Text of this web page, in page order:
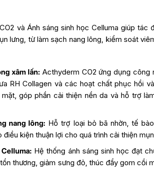
và Ánh sáng sinh học Celluma giúp tác
lưng, từ làm sạch nang lông, kiểm soát
xâm lấn:Acthyderm CO2 ứng dụng công
RH Collagen và các hoạt chất phục hồi
góp phần cải thiện nền da và hỗ trợ
nang lông: Hỗ trợ loại bỏ bã nhờn, tế
kiện thuận lợi cho quá trình cải thiện
Hệ thống ánh sáng sinh học đạt
thương, giảm sưng đỏ, thúc đẩy gom cồi